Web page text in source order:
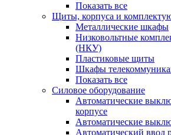
Показать все
Щиты, корпуса и
Металлические шкафы
Низковольтные
(НКУ)
Пластиковые щиты
Шкафы
Показать все
Силовое оборудование
Автоматические
корпусе
Автоматические
Автоматический ввод